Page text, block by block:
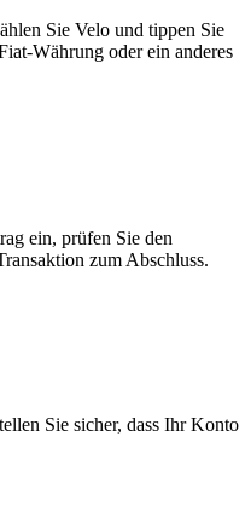
Sie Velo und tippen Sie
Währung oder ein anderes
ein, prüfen Sie den
zum Abschluss.
Sie sicher, dass Ihr Konto